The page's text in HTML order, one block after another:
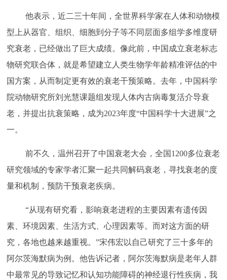
他表示，近二三十年间，全世界科学家在人体和动物模
型上从器官、组织、细胞到分子等不同层面多组学多维度研
究衰老，已经做出了巨大成绩。像此前，中国成立衰老标志
物研究联合体，就是希望建立人类生物学年龄精准评估的中
国方案，从而制定更有效的衰老干预策略。去年，中国科学
院动物研究所刘光慧课题组发现人体内古病毒复活介导衰
老，并提出抗衰策略，成为2023年度“中国科学十大进展”之
一。
前不久，温州召开了中国衰老大会，全国 1200多位衰老
研究领域的专家学者汇聚一起共同解码衰老，寻找衰老的度
量和机制，预防干预衰老疾病。
“从现有研究看，影响衰老进程的主要因素有遗传因
素、环境因素、生活方式、心理因素等。而对这方面的研
究，各地也越来越重视。”宋伟宏以自己研究了三十多年的
阿尔茨海默病为例。他告诉记者，阿尔茨海默病是老年人群
中最常见的导致记忆和认知功能障碍的神经退行性疾病，我